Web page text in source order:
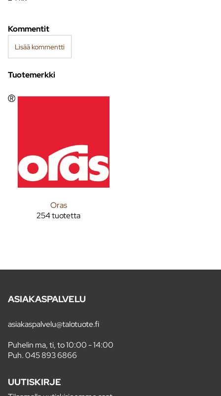
Kommentit
Lisää kommentti
Tuotemerkki
Oras
254 tuotetta
ASIAKASPALVELU
asiakaspalvelu@talotuote.fi
Puhelin ma, ti, to 10:00 - 14:00
Puh.045 893 6866
UUTISKIRJE